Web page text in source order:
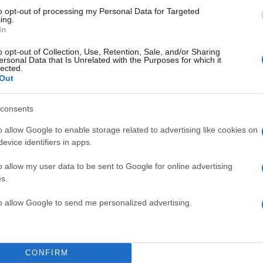
opt-out of processing my Personal Data for Targeted
opt-out of Collection, Use, Retention, Sale, and/or Sharing
Data that Is Unrelated with the Purposes for which it
allow Google to enable storage related to advertising like cookies on
identifiers in apps.
allow my user data to be sent to Google for online advertising
allow Google to send me personalized advertising.
CONFIRM
αποβληθεί από το ματς για έναν καυγά και στο